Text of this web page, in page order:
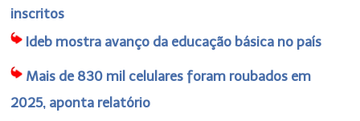
inscritos
Ideb mostra avanço da educação básica no país
Mais de 830 mil celulares foram roubados em
2025, aponta relatório